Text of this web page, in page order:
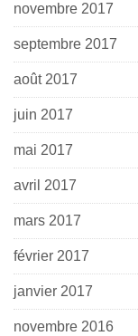
novembre 2017
septembre 2017
août 2017
juin 2017
mai 2017
avril 2017
mars 2017
février 2017
janvier 2017
novembre 2016